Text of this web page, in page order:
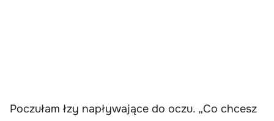
Poczułam łzy napływające do oczu. „Co chcesz